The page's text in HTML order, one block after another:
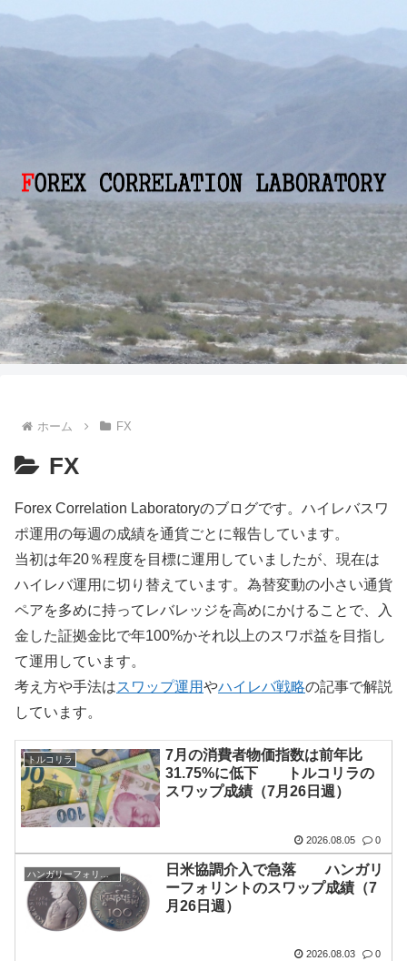
ホーム FX
FX
Forex Correlation Laboratoryのブログです。ハイレバスワ
ポ運用の毎週の成績を通貨ごとに報告しています。
当初は年20％程度を目標に運用していましたが、現在は
ハイレバ運用に切り替えています。為替変動の小さい通貨
ペアを多めに持ってレバレッジを高めにかけることで、入
金した証拠金比で年100%かそれ以上のスワポ益を目指し
て運用しています。
考え方や手法はスワップ運用やハイレバ戦略の記事で解説
しています。
トルコリラ
7月の消費者物価指数は前年比
31.75%に低下 トルコリラの
スワップ成績（7月26日週）
2026.08.05 0
ハンガリーフォリント
日米協調介入で急落 ハンガリ
ーフォリントのスワップ成績（7
月26日週）
2026.08.03 0